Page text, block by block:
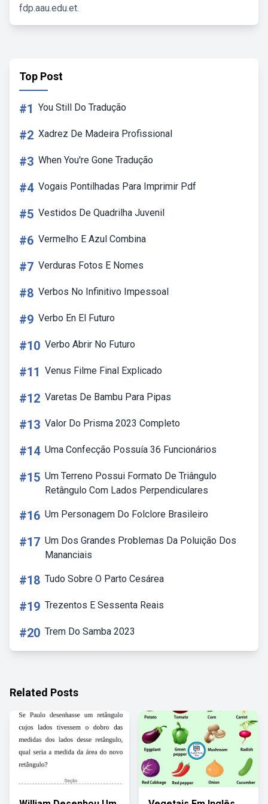
fdp.aau.edu.et.
Top Post
#1 You Still Do Tradução
#2 Xadrez De Madeira Profissional
#3 When You're Gone Tradução
#4 Vogais Pontilhadas Para Imprimir Pdf
#5 Vestidos De Quadrilha Juvenil
#6 Vermelho E Azul Combina
#7 Verduras Fotos E Nomes
#8 Verbos No Infinitivo Impessoal
#9 Verbo En El Futuro
#10 Verbo Abrir No Futuro
#11 Venus Filme Final Explicado
#12 Varetas De Bambu Para Pipas
#13 Valor Do Prisma 2023 Completo
#14 Uma Confecção Possuía 36 Funcionários
#15 Um Terreno Possui Formato De Triângulo
Retângulo Com Lados Perpendiculares
#16 Um Personagem Do Folclore Brasileiro
#17 Um Dos Grandes Problemas Da Poluição Dos
Mananciais
#18 Tudo Sobre O Parto Cesárea
#19 Trezentos E Sessenta Reais
#20 Trem Do Samba 2023
Related Posts